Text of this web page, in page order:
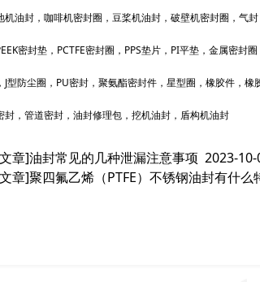
机油封，咖啡机密封圈，豆桨机油封，破壁机密封圈，气
密封垫，PCTFE密封圈，PPS垫片，PI平垫，金属密
J型防尘圈，PU密封，聚氨酯密封件，星型圈，橡胶件，
封，管道密封，油封修理包，挖机油封，盾构机油封
章]油封常见的几种泄漏注意事项 2023-10-
章]聚四氟乙烯（PTFE）不锈钢油封有什么